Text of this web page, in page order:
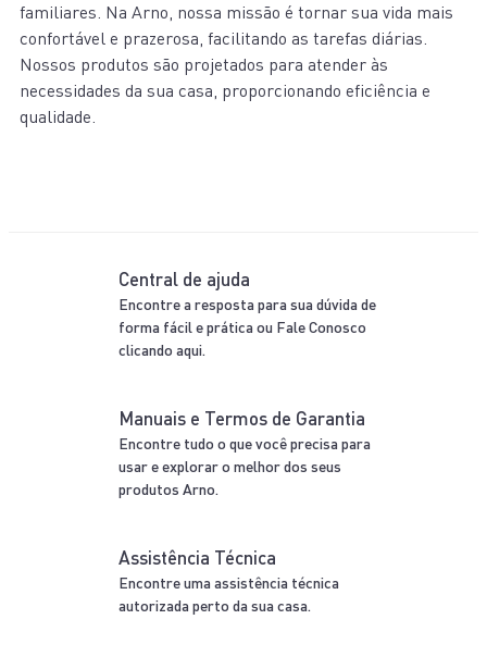
familiares. Na Arno, nossa missão é tornar sua vida mais
confortável e prazerosa, facilitando as tarefas diárias.
Nossos produtos são projetados para atender às
necessidades da sua casa, proporcionando eficiência e
qualidade.
Central de ajuda
Encontre a resposta para sua dúvida de
forma fácil e prática ou Fale Conosco
clicando aqui.
Manuais e Termos de Garantia
Encontre tudo o que você precisa para
usar e explorar o melhor dos seus
produtos Arno.
Assistência Técnica
Encontre uma assistência técnica
autorizada perto da sua casa.